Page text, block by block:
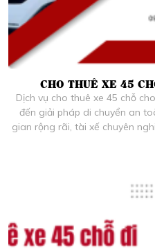
CHO THUÊ XE 45
Dịch vụ cho thuê xe 45 chỗ
đến giải pháp di chuyển an
gian rộng rãi, tài xế chuyên